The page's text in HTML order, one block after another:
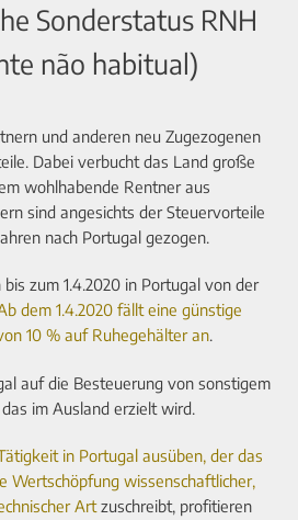
Sonderstatus RNH
não habitual)
und anderen neu Zugezogenen
Dabei verbucht das Land große
wohlhabende Rentner aus
sind angesichts der Steuervorteile
nach Portugal gezogen.
zum 1.4.2020 in Portugal von der
dem 1.4.2020 fällt eine günstige
10 % auf Ruhegehälter an.
auf die Besteuerung von sonstigem
im Ausland erzielt wird.
in Portugal ausüben, der das
Wertschöpfung wissenschaftlicher,
Artzuschreibt, profitieren